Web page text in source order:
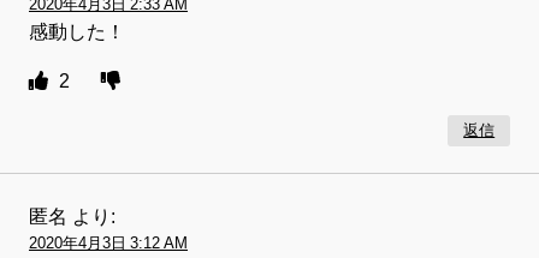
2020年4月3日 2:33 AM
感動した！
2
返信
匿名 より:
2020年4月3日 3:12 AM